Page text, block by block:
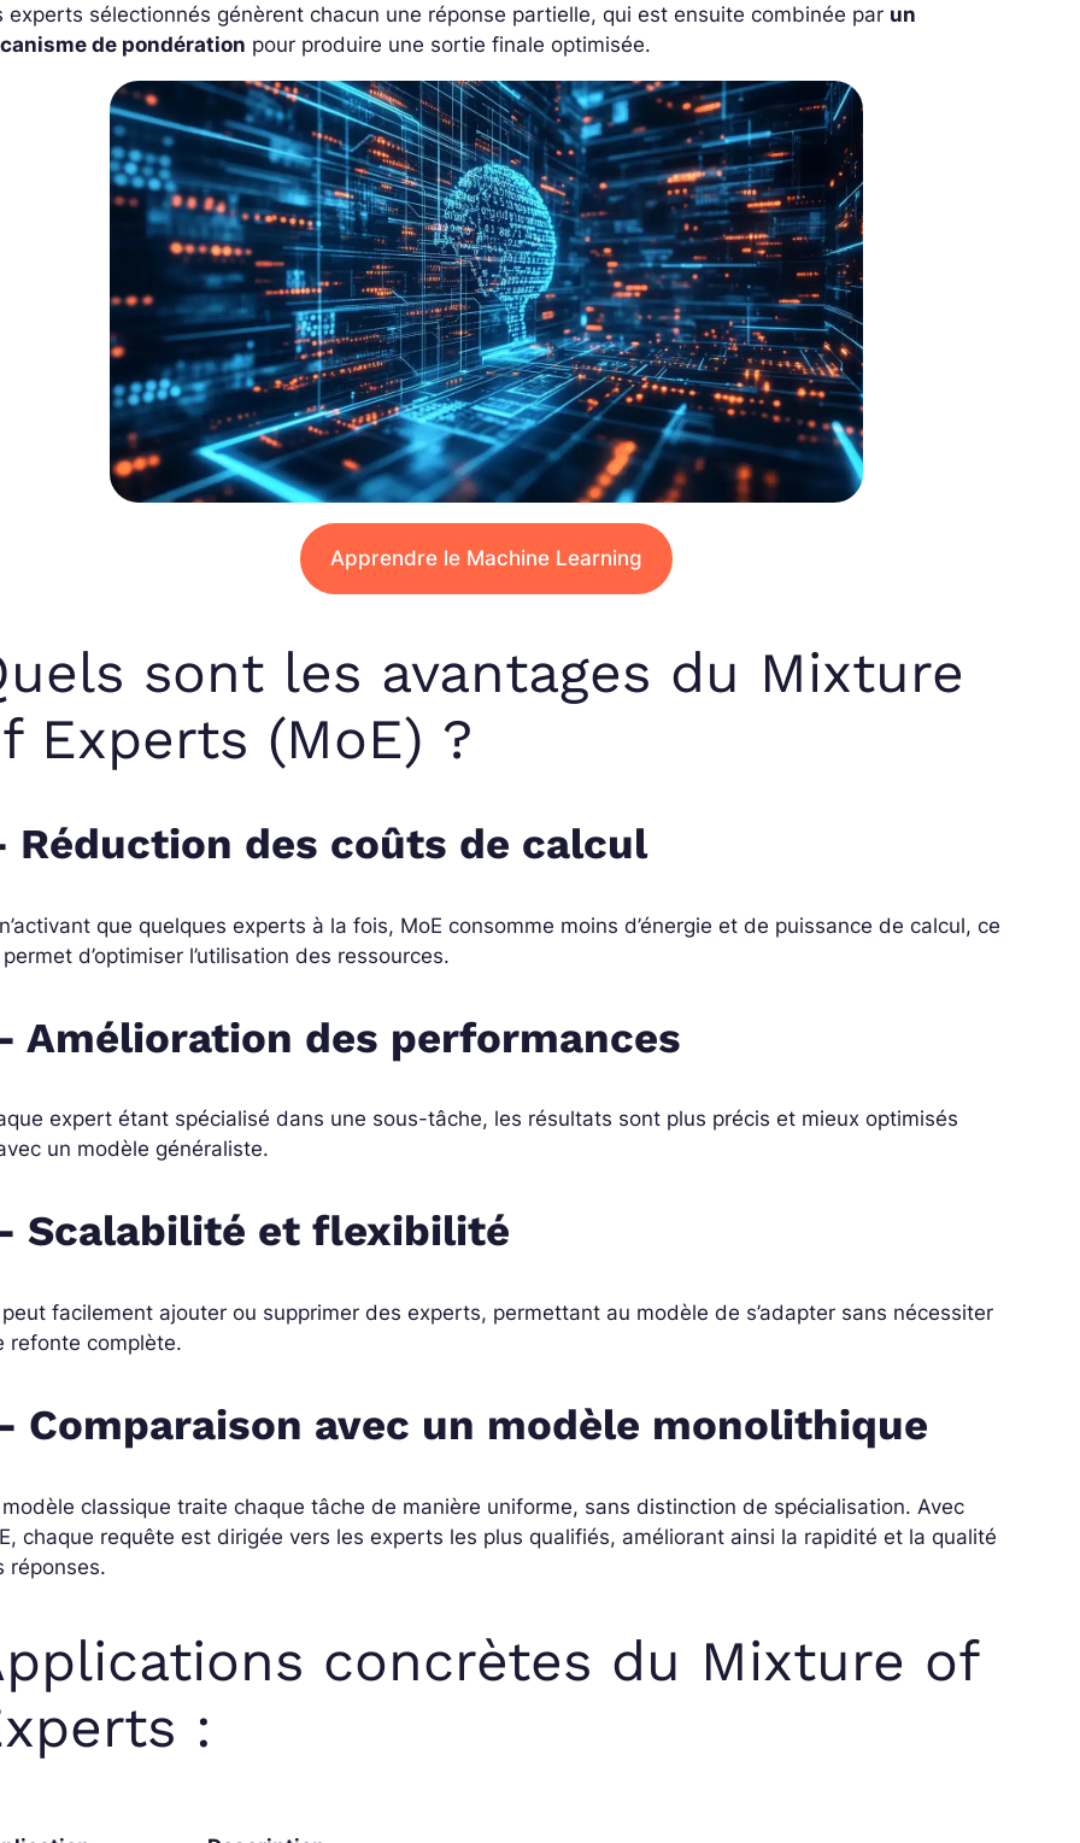
experts sélectionnés génèrent chacun une réponse partielle, qui est ensuite combinée par un
de pondération pour produire une sortie finale optimisée.
Apprendre le Machine Learning
sont les avantages du Mixture
Experts (MoE) ?
Réduction des coûts de calcul
que quelques experts à la fois, MoE consomme moins d’énergie et de puissance de calcul, ce
d’optimiser l’utilisation des ressources.
Amélioration des performances
expert étant spécialisé dans une sous-tâche, les résultats sont plus précis et mieux optimisés
un modèle généraliste.
Scalabilité et flexibilité
facilement ajouter ou supprimer des experts, permettant au modèle de s’adapter sans nécessiter
refonte complète.
Comparaison avec un modèle monolithique
classique traite chaque tâche de manière uniforme, sans distinction de spécialisation. Avec
chaque requête est dirigée vers les experts les plus qualifiés, améliorant ainsi la rapidité et la qualité
réponses.
concrètes du Mixture of
: